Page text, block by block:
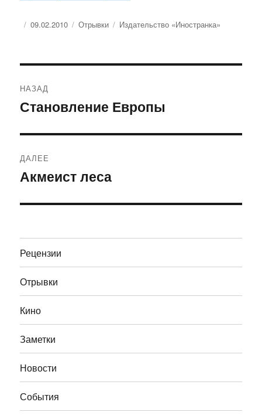
Опубликовано
09.02.2010 Рубрики
Отрывки Метки
Издательство «Иностранка»
по
НАЗАД
Предыдущая
Становление Европы
ДАЛЕЕ
Следующая
Акмеист леса
Рецензии
Отрывки
Кино
Заметки
Новости
События